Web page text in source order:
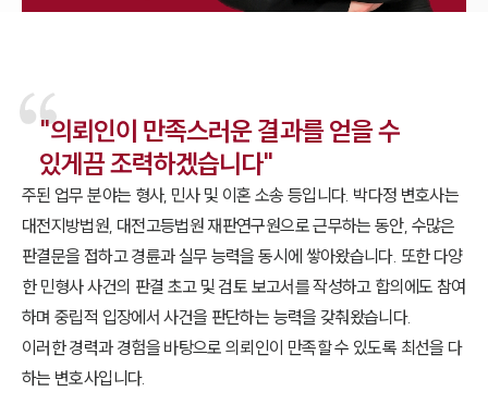
"의뢰인이 만족스러운 결과를 얻을 수
있게끔 조력하겠습니다"
주된 업무 분야는 형사, 민사 및 이혼 소송 등입니다. 박다정 변호사는
대전지방법원, 대전고등법원 재판연구원으로 근무하는 동안, 수많은
판결문을 접하고 경륜과 실무 능력을 동시에 쌓아왔습니다. 또한 다양
한 민형사 사건의 판결 초고 및 검토 보고서를 작성하고 합의에도 참여
하며 중립적 입장에서 사건을 판단하는 능력을 갖춰왔습니다.
이러한 경력과 경험을 바탕으로 의뢰인이 만족할 수 있도록 최선을 다
하는 변호사입니다.